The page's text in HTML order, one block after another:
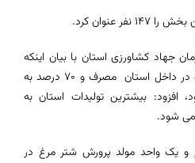
عنوان کرد.
جهاد کشاورزی استان با بیان اینکه
حدود 30 درصد تخم تولید شده در داخل استان مصرف و 70 درصد به
افزود: بیشترین تولیدات استان به
می شود.
، 6 واحد توأم و یک واحد مولد پرورش شتر مرغ در